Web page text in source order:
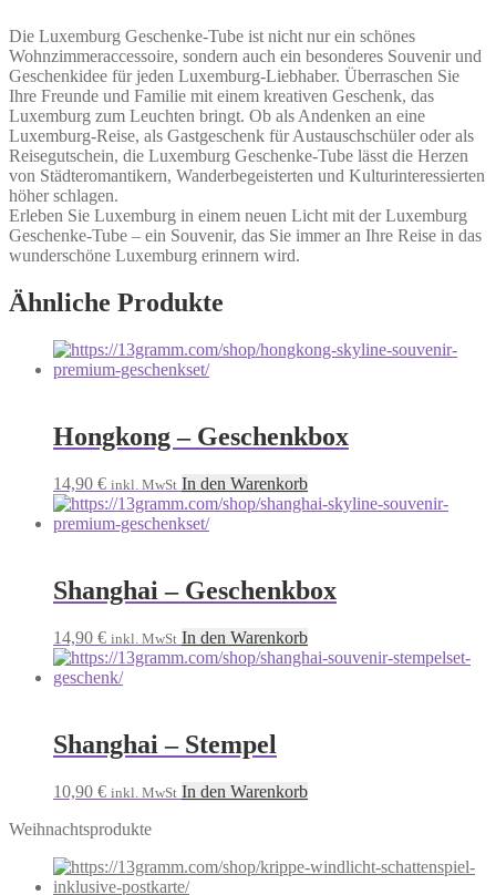
Die Luxemburg Geschenke-Tube ist nicht nur ein schönes
Wohnzimmeraccessoire, sondern auch ein besonderes Souvenir und
Geschenkidee für jeden Luxemburg-Liebhaber. Überraschen Sie
Ihre Freunde und Familie mit einem kreativen Geschenk, das
Luxemburg zum Leuchten bringt. Ob als Andenken an eine
Luxemburg-Reise, als Gastgeschenk für Austauschschüler oder als
Reisegutschein, die Luxemburg Geschenke-Tube lässt die Herzen
von Städteromantikern, Wanderbegeisterten und Kulturinteressierten
höher schlagen.
Erleben Sie Luxemburg in einem neuen Licht mit der Luxemburg
Geschenke-Tube – ein Souvenir, das Sie immer an Ihre Reise in das
wunderschöne Luxemburg erinnern wird.
Ähnliche Produkte
Hongkong – Geschenkbox
14,90 € inkl. MwSt In den Warenkorb
Shanghai – Geschenkbox
14,90 € inkl. MwSt In den Warenkorb
Shanghai – Stempel
10,90 € inkl. MwSt In den Warenkorb
Weihnachtsprodukte